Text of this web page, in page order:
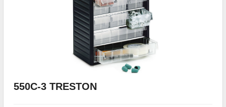
550C-3 TRESTON